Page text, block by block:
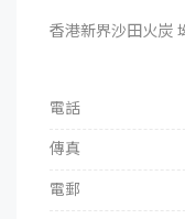
香港新界沙田火炭
電話
傳真
電郵